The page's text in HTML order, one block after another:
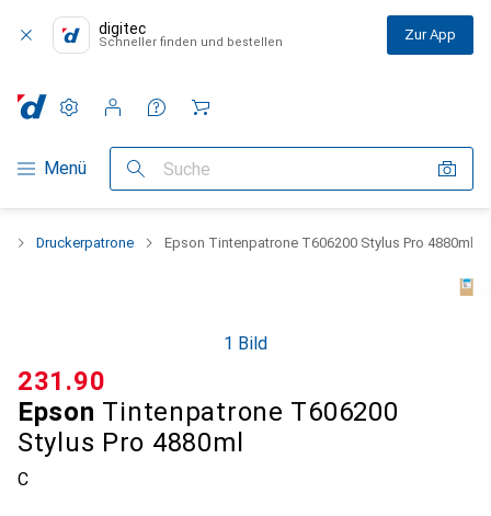
digitec
Schneller finden und bestellen Zur App
Navigation nach Kategorien
Menü Suche
Einstellungen
Kundenkonto
Vergleichslisten
Merklisten
Warenkorb
Druckerpatrone Epson Tintenpatrone T606200 Stylus Pro 4880ml
1 Bild
Epson Tintenpatrone T606200
Stylus Pro 4880ml
C
CHF
231.90